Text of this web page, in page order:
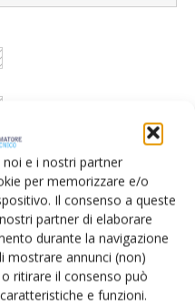
e i nostri partner
per memorizzare e/o
Il consenso a queste
partner di elaborare
durante la navigazione
mostrare annunci (non)
ritirare il consenso può
e funzioni.
sul mondo